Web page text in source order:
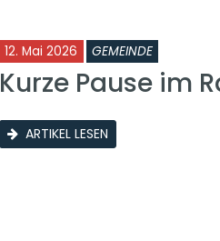
12. Mai 2026 GEMEINDE
Kurze Pause im
ARTIKEL LESEN